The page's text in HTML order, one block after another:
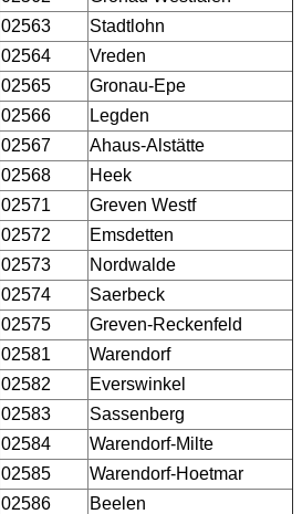
02563
Stadtlohn
02564
Vreden
02565
Gronau-Epe
02566
Legden
02567
Ahaus-Alstätte
02568
Heek
02571
Greven Westf
02572
Emsdetten
02573
Nordwalde
02574
Saerbeck
02575
Greven-Reckenfeld
02581
Warendorf
02582
Everswinkel
02583
Sassenberg
02584
Warendorf-Milte
02585
Warendorf-Hoetmar
02586
Beelen